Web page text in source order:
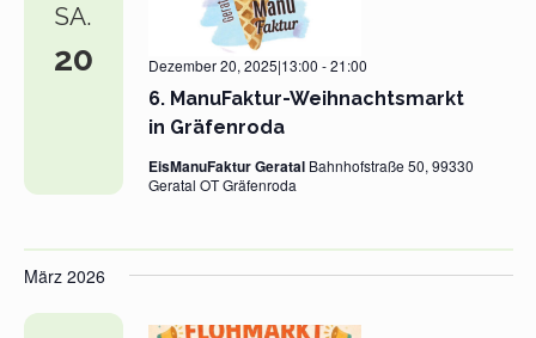
SA.
20
6. ManuFaktur-Weihnachtsmarkt
in Gräfenroda
Dezember 20, 2025|13:00 -21:00
EisManuFaktur Geratal Bahnhofstraße 50, 99330
Geratal OT Gräfenroda
März 2026